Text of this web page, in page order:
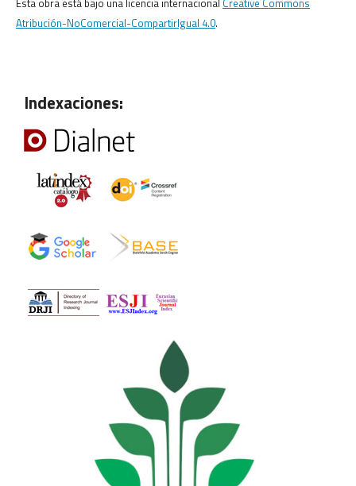
Atribución-NoComercial-CompartirIgual 4.0.
Indexaciones: